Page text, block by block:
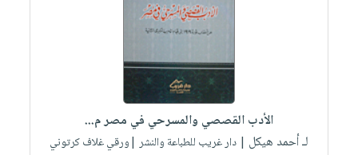
الأدب القصصي والمسرحي في مصر م...
لـ أحمد هيكل | دار غريب للطباعة والنشر |ورقي غلاف كرتوني